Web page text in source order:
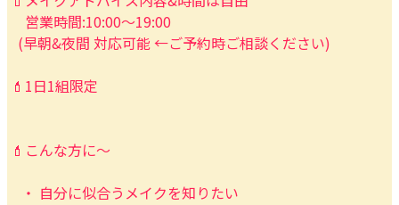
営業時間:10:00〜19:00
(早朝&夜間 対応可能 ←ご予約時ご相談ください)
💄1日1組限定
💄こんな方に〜
・ 自分に似合うメイクを知りたい